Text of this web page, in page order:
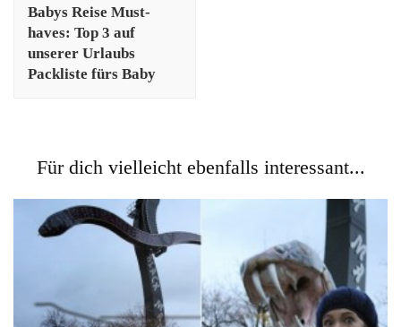
Babys Reise Must-
haves: Top 3 auf
unserer Urlaubs
Packliste fürs Baby
Für dich vielleicht ebenfalls interessant...